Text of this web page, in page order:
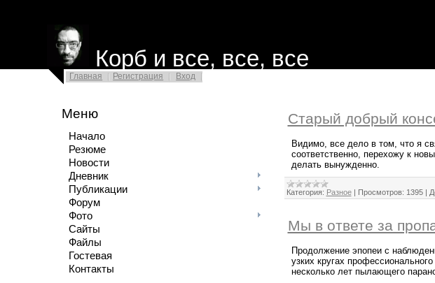
Корб и все, все, все
Главная Регистрация Вход
Меню
Начало
Резюме
Новости
Дневник
Публикации
Форум
Фото
Сайты
Файлы
Гостевая
Контакты
Старый добрый
Видимо, все дело в том, что я
соответственно, перехожу к
делать вынужденно.
Категория: Разное | Просмотров: 1395 |
Мы в ответе за
Продолжение эпопеи с
узких кругах
несколько лет пылающего